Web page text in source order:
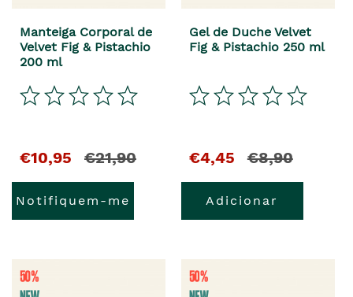
Manteiga Corporal de
Velvet Fig & Pistachio
200 ml
El
precio
actual
€10,95
el
precio
era
€21,90
Notifiquem-me
Gel de Duche Velvet
Fig & Pistachio 250 ml
El
precio
actual
€4,45
y
el
precio
era
€8,90
Adicionar